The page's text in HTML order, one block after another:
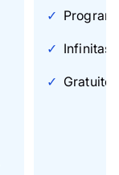
Infinitas
Gratuito